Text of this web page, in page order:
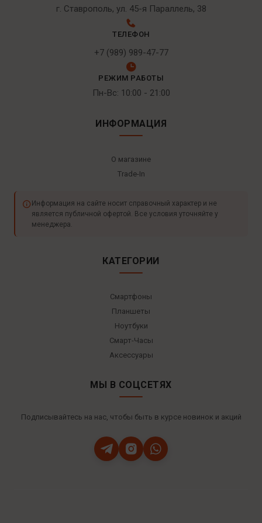
г. Ставрополь, ул. 45-я Параллель, 38
ТЕЛЕФОН
+7 (989) 989-47-77
РЕЖИМ РАБОТЫ
Пн-Вс: 10:00 - 21:00
ИНФОРМАЦИЯ
О магазине
Trade-In
Информация на сайте носит справочный характер и не
является публичной офертой. Все условия уточняйте у
менеджера.
КАТЕГОРИИ
Смартфоны
Планшеты
Ноутбуки
Смарт-Часы
Аксессуары
МЫ В СОЦСЕТЯХ
Подписывайтесь на нас, чтобы быть в курсе новинок и акций